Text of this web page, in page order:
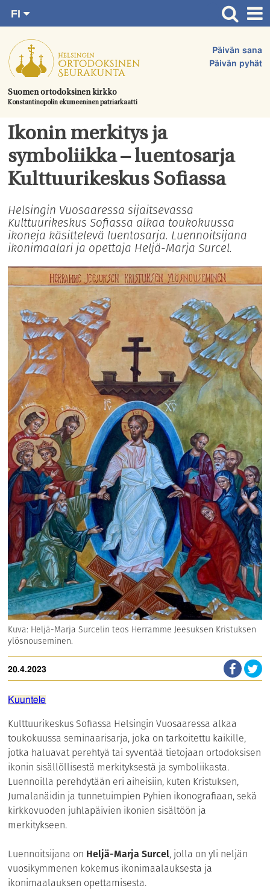
suoraan
sisältöön.
Suomen ortodoksinen kirkko
Konstantinopolin ekumeeninen patriarkaatti
Päivän sana
Päivän pyhät
FI
SV
EN
UA
Etusivu
Ajankohtaista
Juhlat & toimitukset
Kirkot
Apua & tukea
Tule mukaan
Yhteystiedot
Ikonin merkitys ja
symboliikka – luentosarja
Kulttuurikeskus Sofiassa
Helsingin Vuosaaressa sijaitsevassa
Kulttuurikeskus Sofiassa alkaa toukokuussa
ikoneja käsittelevä luentosarja. Luennoitsijana
ikonimaalari ja opettaja Heljä-Marja Surcel.
Kuva: Heljä-Marja Surcelin teos Herramme Jeesuksen Kristuksen
ylösnouseminen.
20.4.2023
Kuuntele
Kulttuurikeskus Sofiassa Helsingin Vuosaaressa alkaa
toukokuussa seminaarisarja, joka on tarkoitettu kaikille,
jotka haluavat perehtyä tai syventää tietojaan ortodoksisen
ikonin sisällöllisestä merkityksestä ja symboliikasta.
Luennoilla perehdytään eri aiheisiin, kuten Kristuksen,
Jumalanäidin ja tunnetuimpien Pyhien ikonografiaan, sekä
kirkkovuoden juhlapäivien ikonien sisältöön ja
merkitykseen.
Luennoitsijana on Heljä-Marja Surcel, jolla on yli neljän
vuosikymmenen kokemus ikonimaalauksesta ja
ikonimaalauksen opettamisesta.